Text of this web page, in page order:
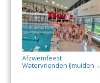
Afzwemfeest
Watervrienden IJmuiden →